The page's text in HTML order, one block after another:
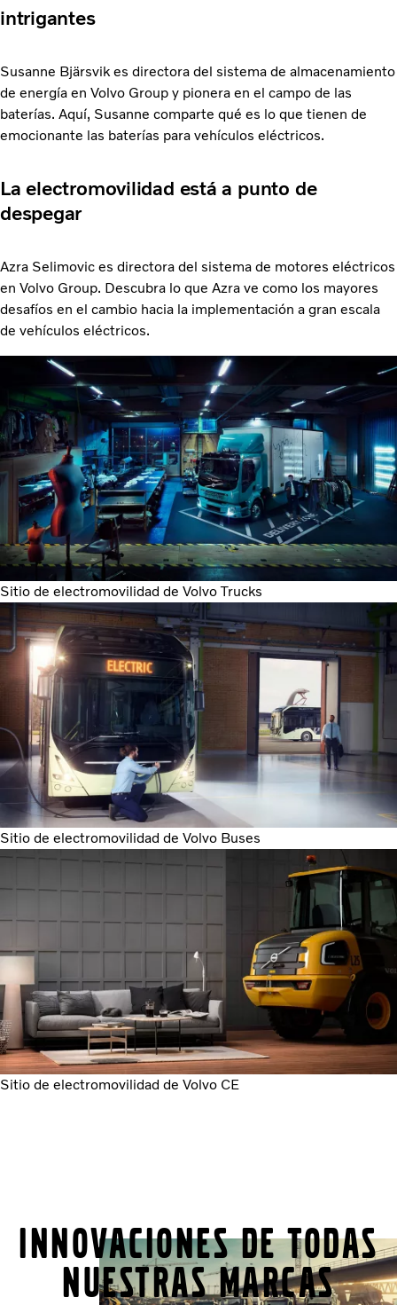
director general.
intrigantes
Susanne Bjärsvik es directora del sistema de almacenamiento
de energía en Volvo Group y pionera en el campo de las
baterías. Aquí, Susanne comparte qué es lo que tienen de
emocionante las baterías para vehículos eléctricos.
La electromovilidad está a punto de
despegar
Azra Selimovic es directora del sistema de motores eléctricos
en Volvo Group. Descubra lo que Azra ve como los mayores
desafíos en el cambio hacia la implementación a gran escala
de vehículos eléctricos.
Sitio de electromovilidad de Volvo Trucks
Sitio de electromovilidad de Volvo Buses
Sitio de electromovilidad de Volvo CE
Innovaciones de todas
nuestras marcas